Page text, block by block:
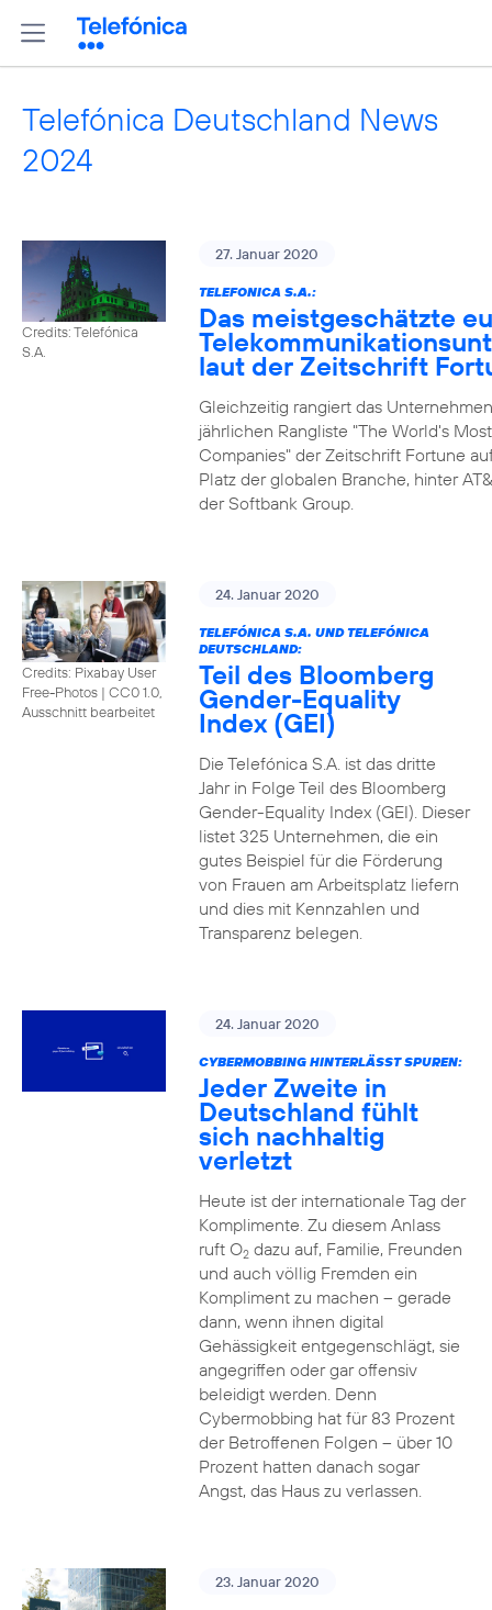
Telefónica Deutschland News
2024
Credits: Telefónica
S.A.
27. Januar 2020
TELEFONICA S.A.:
Das meistgeschätzte
laut der Zeitschrift
Gleichzeitig rangiert das
jährlichen Rangliste "The World's
Companies" der Zeitschrift Fortune
Platz der globalen Branche, hinter
der Softbank Group.
Credits: Pixabay User
Free-Photos | CC0 1.0,
Ausschnitt bearbeitet
24. Januar 2020
TELEFÓNICA S.A. UND TELEFÓNICA
DEUTSCHLAND:
Teil des Bloomberg
Gender-Equality
Index (GEI)
Die Telefónica S.A. ist das dritte
Jahr in Folge Teil des Bloomberg
Gender-Equality Index (GEI). Dieser
listet 325 Unternehmen, die ein
gutes Beispiel für die Förderung
von Frauen am Arbeitsplatz liefern
und dies mit Kennzahlen und
Transparenz belegen.
24. Januar 2020
CYBERMOBBING HINTERLÄSST SPUREN:
Jeder Zweite in
Deutschland fühlt
sich nachhaltig
verletzt
Heute ist der internationale Tag der
Komplimente. Zu diesem Anlass
ruft O2dazu auf, Familie, Freunden
und auch völlig Fremden ein
Kompliment zu machen – gerade
dann, wenn ihnen digital
Gehässigkeit entgegenschlägt, sie
angegriffen oder gar offensiv
beleidigt werden. Denn
Cybermobbing hat für 83 Prozent
der Betroffenen Folgen – über 10
Prozent hatten danach sogar
Angst, das Haus zu verlassen.
23. Januar 2020